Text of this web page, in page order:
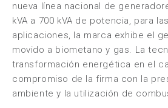
nueva línea nacional de
kVA a 700 kVA de potencia, para
aplicaciones, la marca exhibe el
movido a biometano y gas. La
transformación energética en el
compromiso de la firma con la
ambiente y la utilización de